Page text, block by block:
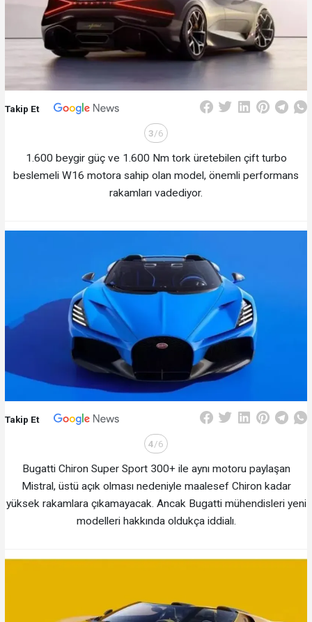
Takip Et
3/6
1.600 beygir güç ve 1.600 Nm tork üretebilen çift turbo
beslemeli W16 motora sahip olan model, önemli performans
rakamları vadediyor.
Takip Et
4/6
Bugatti Chiron Super Sport 300+ ile aynı motoru paylaşan
Mistral, üstü açık olması nedeniyle maalesef Chiron kadar
yüksek rakamlara çıkamayacak. Ancak Bugatti mühendisleri yeni
modelleri hakkında oldukça iddialı.